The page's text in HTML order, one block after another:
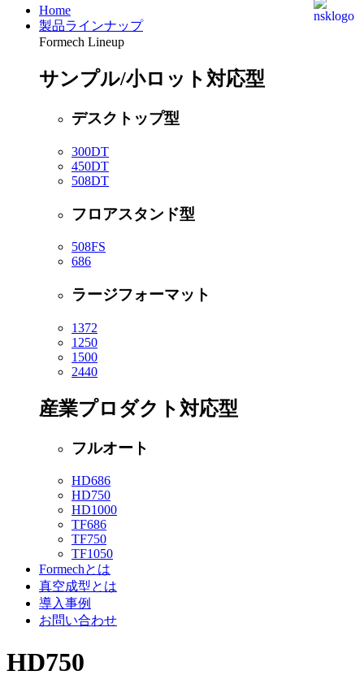
Home
製品ラインナップ
Formech Lineup
サンプル/小ロット対応型
デスクトップ型
300DT
450DT
508DT
フロアスタンド型
508FS
686
ラージフォーマット
1372
1250
1500
2440
産業プロダクト対応型
フルオート
HD686
HD750
HD1000
TF686
TF750
TF1050
Formechとは
真空成型とは
導入事例
お問い合わせ
HD750